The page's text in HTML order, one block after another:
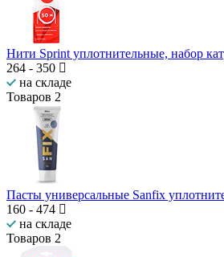
Нити Sprint уплотнительные, набор
264 - 350
на складе
Товаров 2
Пасты универсальные Sanfix
160 - 474
на складе
Товаров 2